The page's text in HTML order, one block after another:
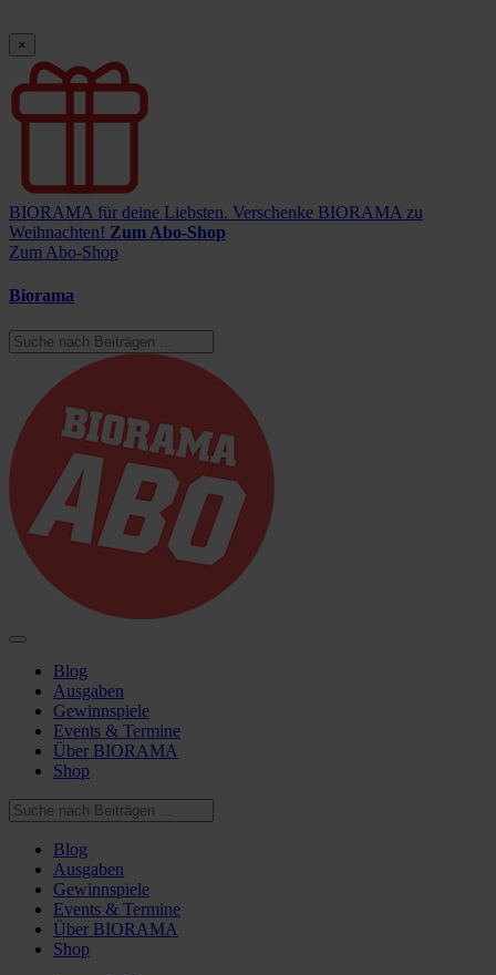
×
BIORAMA für deine Liebsten. Verschenke BIORAMA zu
Weihnachten! Zum Abo-Shop
Zum Abo-Shop
Biorama
Blog
Ausgaben
Gewinnspiele
Events & Termine
Über BIORAMA
Shop
Blog
Ausgaben
Gewinnspiele
Events & Termine
Über BIORAMA
Shop